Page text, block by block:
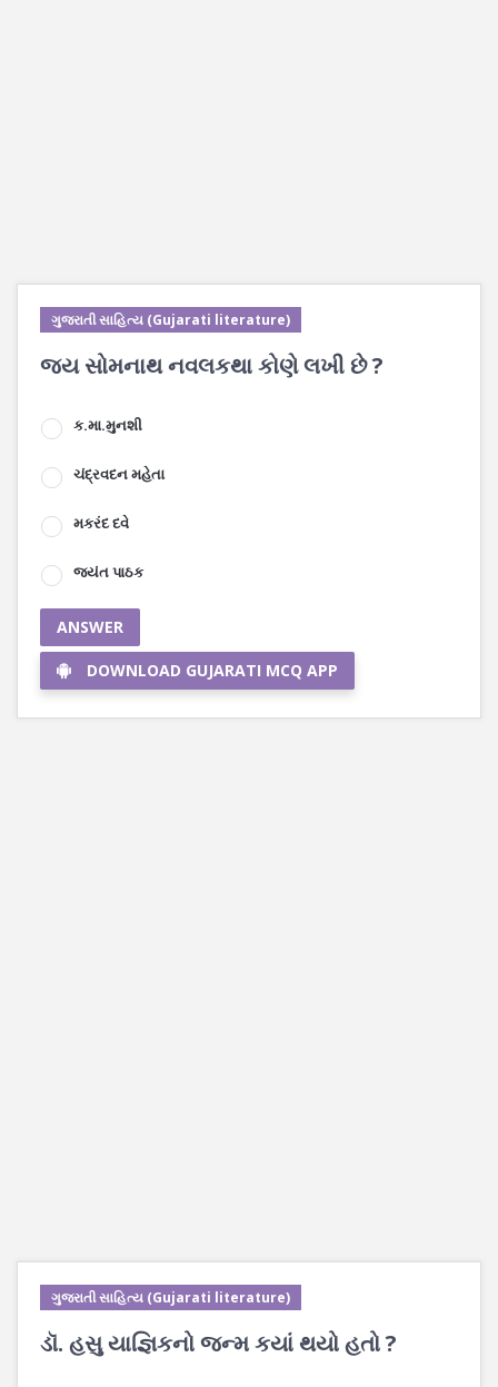
ગુજરાતી સાહિત્ય (Gujarati literature)
જય સોમનાથ નવલકથા કોણે લખી છે ?
ક.મા.મુનશી
ચંદ્રવદન મહેતા
મકરંદ દવે
જયંત પાઠક
ANSWER
DOWNLOAD GUJARATI MCQ APP
ગુજરાતી સાહિત્ય (Gujarati literature)
ડૉ. હસુ યાજ્ઞિકનો જન્મ કયાં થયો હતો ?